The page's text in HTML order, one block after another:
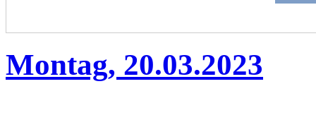
Montag, 20.03.2023